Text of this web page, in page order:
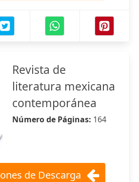
Revista de
literatura mexicana
contemporánea
Número de Páginas: 164
de Descarga